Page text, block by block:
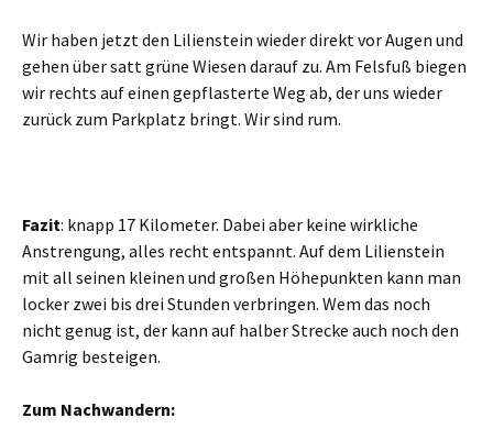
Wir haben jetzt den Lilienstein wieder direkt vor Augen und
gehen über satt grüne Wiesen darauf zu. Am Felsfuß biegen
wir rechts auf einen gepflasterte Weg ab, der uns wieder
zurück zum Parkplatz bringt. Wir sind rum.
Fazit: knapp 17 Kilometer. Dabei aber keine wirkliche
Anstrengung, alles recht entspannt. Auf dem Lilienstein
mit all seinen kleinen und großen Höhepunkten kann man
locker zwei bis drei Stunden verbringen. Wem das noch
nicht genug ist, der kann auf halber Strecke auch noch den
Gamrig besteigen.
Zum Nachwandern: